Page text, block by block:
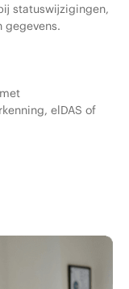
statuswijzigingen,
gegevens.
elDAS of